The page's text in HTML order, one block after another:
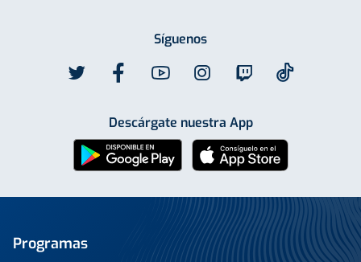
Síguenos
Descárgate nuestra App
Programas